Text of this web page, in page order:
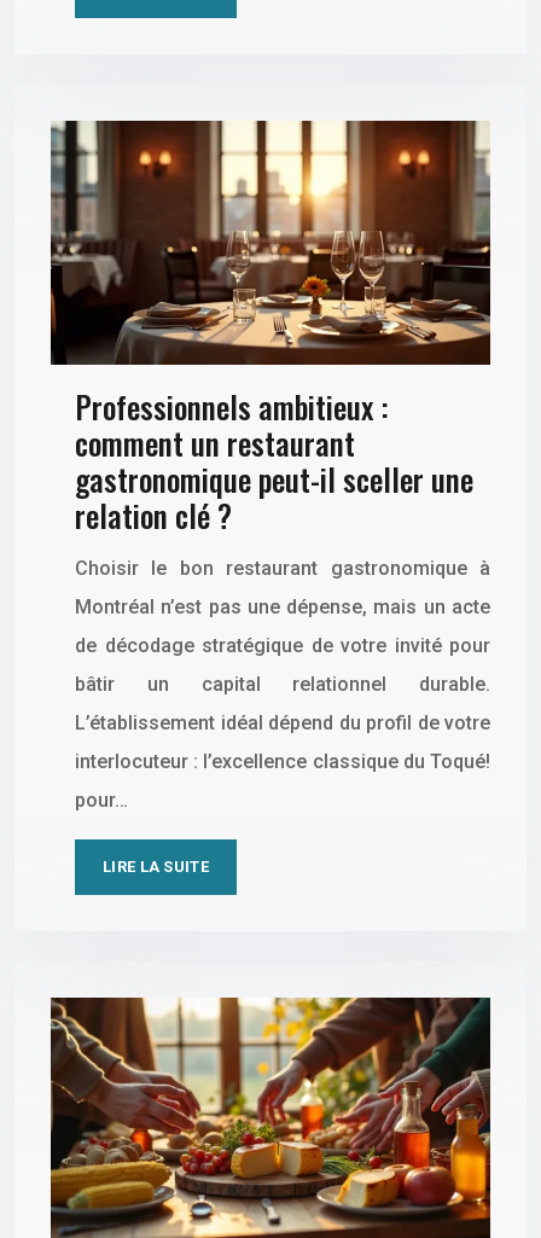
Professionnels ambitieux :
comment un restaurant
gastronomique peut-il sceller une
relation clé ?
Choisir le bon restaurant gastronomique à
Montréal n’est pas une dépense, mais un acte
de décodage stratégique de votre invité pour
bâtir un capital relationnel durable.
L’établissement idéal dépend du profil de votre
interlocuteur : l’excellence classique du Toqué!
pour…
LIRE LA SUITE